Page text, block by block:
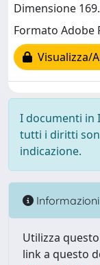
Dimensione
Formato Adobe
Visualizza/
I documenti in
tutti i diritti
indicazione.
Informazioni
Utilizza
link a questo